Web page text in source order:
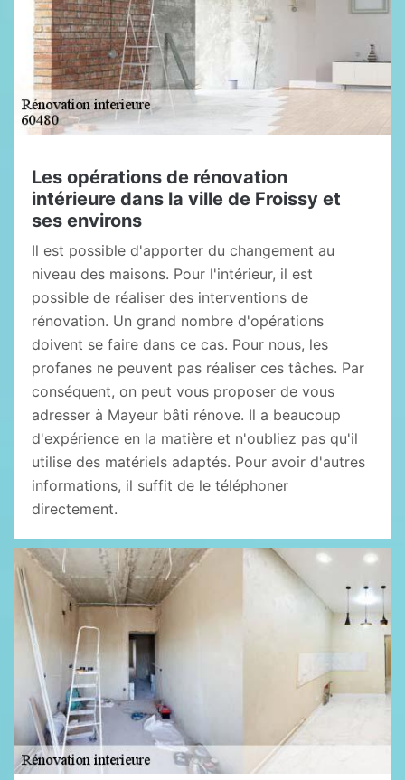
Les opérations de rénovation
intérieure dans la ville de Froissy et
ses environs
Il est possible d'apporter du changement au
niveau des maisons. Pour l'intérieur, il est
possible de réaliser des interventions de
rénovation. Un grand nombre d'opérations
doivent se faire dans ce cas. Pour nous, les
profanes ne peuvent pas réaliser ces tâches. Par
conséquent, on peut vous proposer de vous
adresser à Mayeur bâti rénove. Il a beaucoup
d'expérience en la matière et n'oubliez pas qu'il
utilise des matériels adaptés. Pour avoir d'autres
informations, il suffit de le téléphoner
directement.